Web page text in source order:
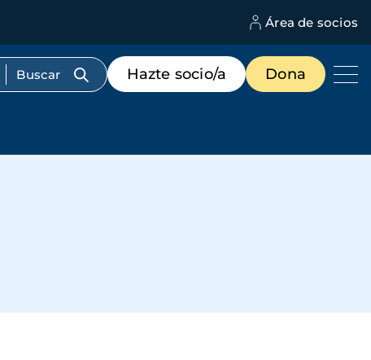
Área de socios
Menú
de
destacados
Hazte socio/a Dona